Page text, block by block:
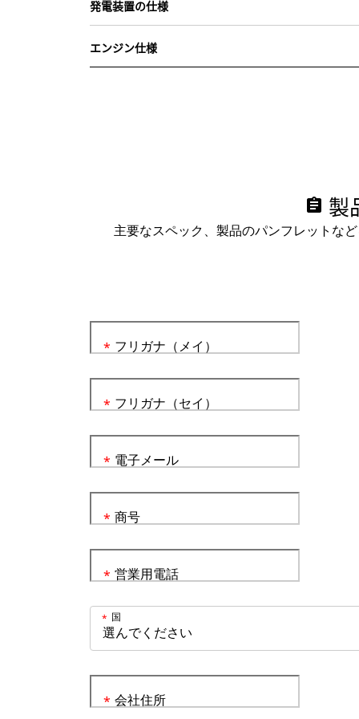
発電装置の仕様
エンジン仕様
assignment 製
主要なスペック、製品のパンフレットな
フリガナ（メイ）
*
フリガナ（セイ）
*
電子メール
*
商号
*
営業用電話
*
国
*
会社住所
*